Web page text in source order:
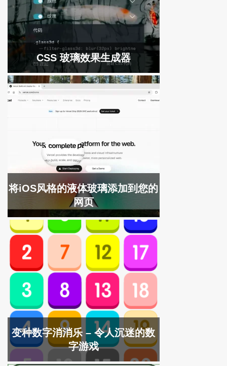
CSS 玻璃效果生成器
将iOS风格的液体玻璃添加到您的
网页
变种数字消消乐 – 令人沉迷的数
字游戏